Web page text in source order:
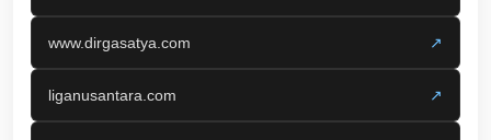
www.dirgasatya.com ↗
liganusantara.com ↗